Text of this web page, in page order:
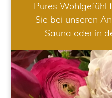
Pures Wohlgefühl
Sie bei unseren
Sauna oder in